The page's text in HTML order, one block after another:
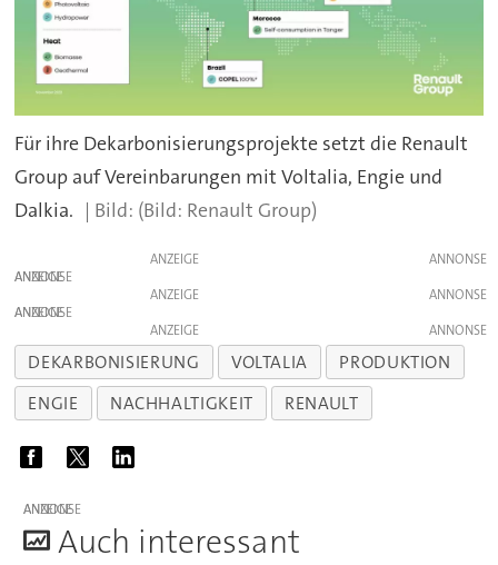
Für ihre Dekarbonisierungsprojekte setzt die Renault
Group auf Vereinbarungen mit Voltalia, Engie und
Dalkia.
(Bild: Renault Group)
ANZEIGE
ANZEIGE
ANZEIGE
ANZEIGE
ANZEIGE
DEKARBONISIERUNG VOLTALIA
PRODUKTION
ENGIE
NACHHALTIGKEIT RENAULT
ANZEIGE
Auch interessant